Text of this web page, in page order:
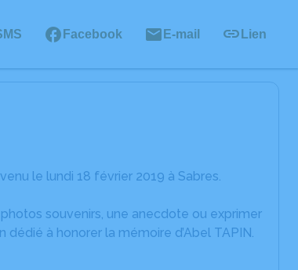
Facebook E-mail Lien
le lundi 18 février 2019 à Sabres.
souvenirs, une anecdote ou exprimer
à honorer la mémoire d’Abel TAPIN.